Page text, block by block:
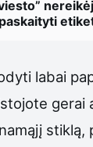
labai
gerai
stiklą,